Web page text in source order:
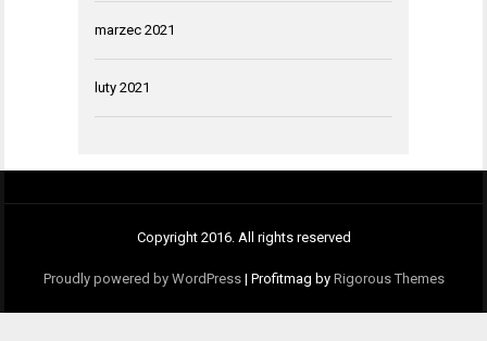
marzec 2021
luty 2021
Copyright 2016. All rights reserved
Proudly powered by WordPress | Profitmag by Rigorous Themes